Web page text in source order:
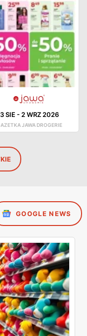
3 SIE - 2 WRZ 2026
JAWA DROGERIE
GOOGLE NEWS